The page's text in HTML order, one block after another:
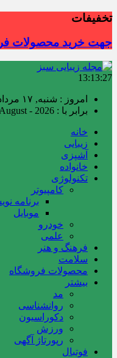
تخفیفات
جهت خرید محصولات
13:13:28
امروز : شنبه, ۱۷ مرداد , ۱۴۰۵
برابر با : Saturday - 8 August - 2026
خانه
زیبایی
آشپزی
خانواده
تکنولوژی
کامپیوتر
برنامه
موبایل
خودرو
علمی
فرهنگ و هنر
سلامت
محصولات فروشگاه
بیشتر
مد
روانشناسی
دکوراسیون
ورزش
رپورتاژ آگهی
فوتبال